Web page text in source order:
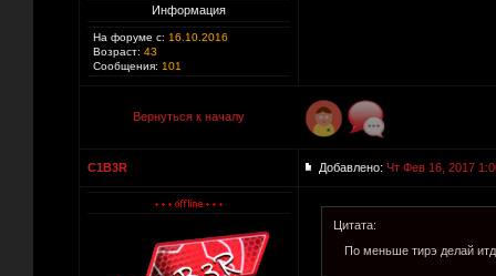
Информация
На форуме с: 16.10.2016
Возраст: 43
Сообщения: 101
Вернуться к началу
C1B3R Добавлено: Чт Фев 16, 2017
Цитата:
По меньше тирэ делай